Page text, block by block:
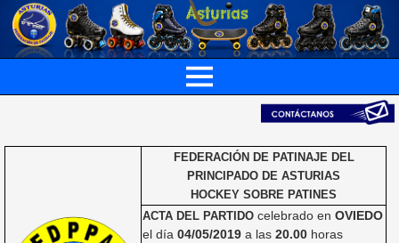
FEDERACIÓN DE PATINAJE DEL
PRINCIPADO DE ASTURIAS
HOCKEY SOBRE PATINES
ACTA DEL PARTIDO celebrado enOVIEDO
el día04/05/2019 a las20.00 horas